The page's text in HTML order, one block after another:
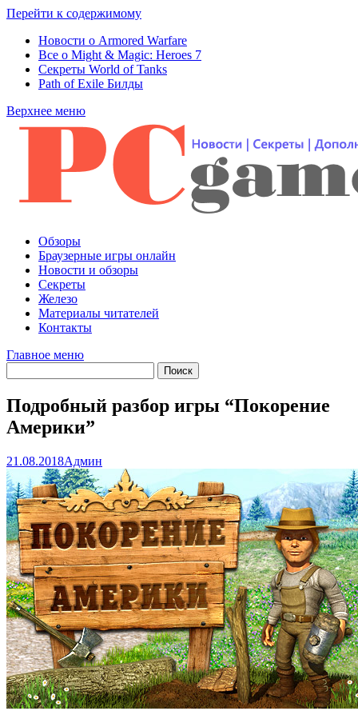
Перейти к содержимому
Новости о Armored Warfare
Все о Might & Magic: Heroes 7
Секреты World of Tanks
Path of Exile Билды
Верхнее меню
Обзоры
Браузерные игры онлайн
Новости и обзоры
Секреты
Железо
Материалы читателей
Контакты
Главное меню
Подробный разбор игры “Покорение
Америки”
21.08.2018Админ